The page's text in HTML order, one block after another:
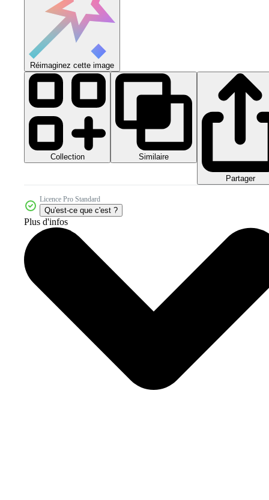
Réimaginez cette image
Collection Similaire
Partager
Licence Pro Standard
Qu'est-ce que c'est ?
Plus d'infos